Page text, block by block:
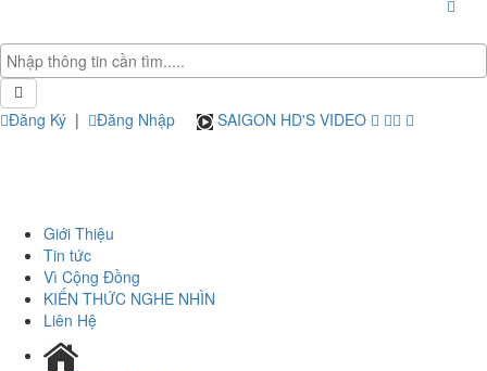
Đăng Ký | Đăng Nhập SAIGON HD'S VIDEO
Giới Thiệu
Tin tức
Vì Cộng Đồng
KIẾN THỨC NGHE NHÌN
Liên Hệ